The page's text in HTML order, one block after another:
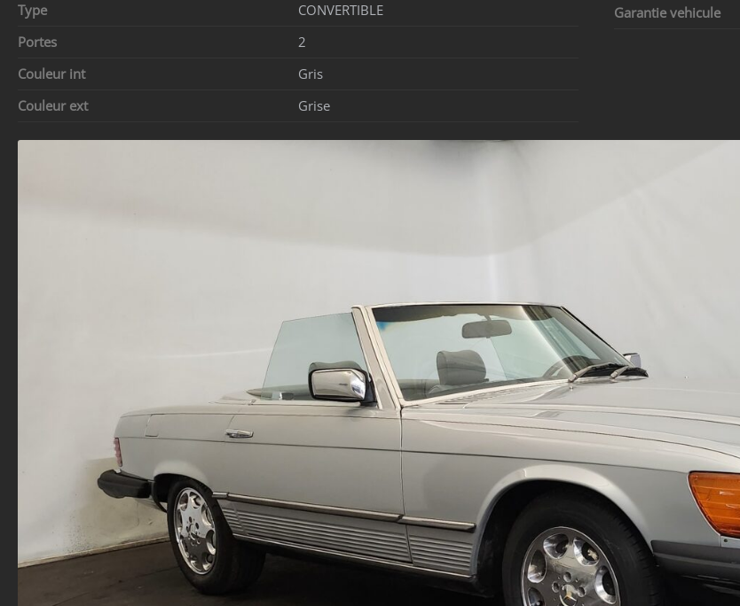
Type
CONVERTIBLE
Portes
2
Couleur int
Gris
Couleur ext
Grise
Garantie vehicule